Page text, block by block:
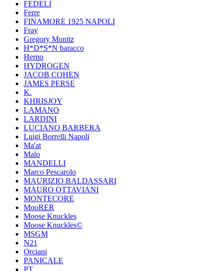
FEDELI
Ferre
FINAMORE 1925 NAPOLI
Fray
Gregory Munitz
H*D*S*N baracco
Herno
HYDROGEN
JACOB COHEN
JAMES PERSE
K.
KHRISJOY
LAMANO
LARDINI
LUCIANO BARBERA
Luigi Borrelli Napoli
Ma'at
Malo
MANDELLI
Marco Pescarolo
MAURIZIO BALDASSARI
MAURO OTTAVIANI
MONTECORE
MooRER
Moose Knuckles
Moose Knuckles©️
MSGM
N21
Orciani
PANICALE
PT